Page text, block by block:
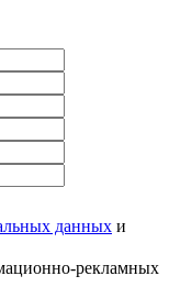
данных и
рекламных